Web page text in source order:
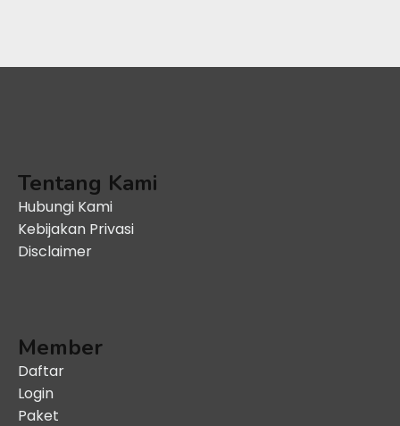
Tentang Kami
Hubungi Kami
Kebijakan Privasi
Disclaimer
Member
Daftar
Login
Paket